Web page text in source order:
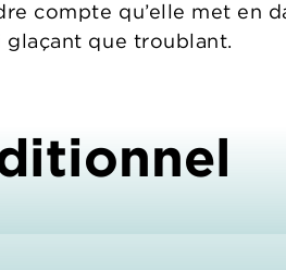
compte qu’elle met en
glaçant que troublant.